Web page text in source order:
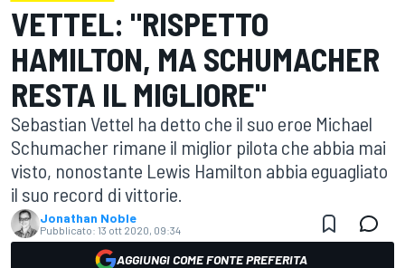
VETTEL: "RISPETTO
HAMILTON, MA SCHUMACHER
RESTA IL MIGLIORE"
Sebastian Vettel ha detto che il suo eroe Michael
Schumacher rimane il miglior pilota che abbia mai
visto, nonostante Lewis Hamilton abbia eguagliato
il suo record di vittorie.
Jonathan Noble
Pubblicato: 13 ott 2020, 09:34
AGGIUNGI COME FONTE PREFERITA